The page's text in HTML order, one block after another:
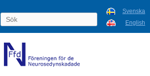
Svenska
English